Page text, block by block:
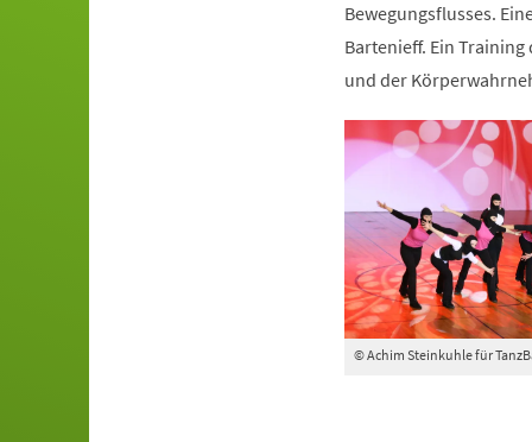
Bewegungsflusses.
Bartenieff. Ein
und der
© Achim Steinkuhle für